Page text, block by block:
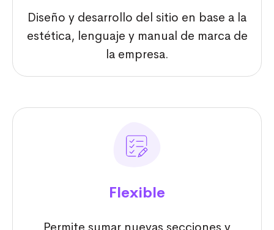
Diseño y desarrollo del sitio en base a la
estética, lenguaje y manual de marca de
la empresa.
Flexible